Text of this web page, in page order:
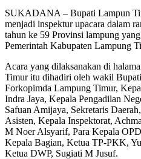
SUKADANA – Bupati Lampun
menjadi inspektur upacara dalam
tahun ke 59 Provinsi lampung
Pemerintah Kabupaten Lampung
Acara yang dilaksanakan di
Timur itu dihadiri oleh wakil
Forkopimda Lampung Timur,
Indra Jaya, Kepala Pengadilan
Safuan Amijaya, Sekretaris
Asisten, Kepala Inspektorat,
M Noer Alsyarif, Para Kepala
Kepala Bagian, Ketua TP-PKK,
Ketua DWP, Sugiati M Jusuf.